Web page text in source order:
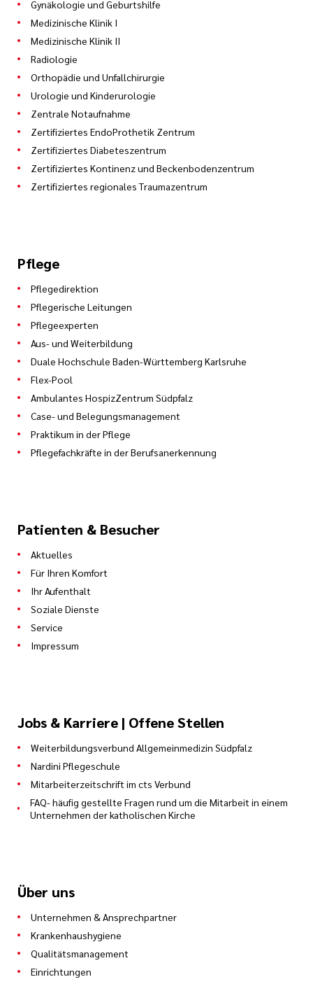
Gynäkologie und Geburtshilfe
Medizinische Klinik I
Medizinische Klinik II
Radiologie
Orthopädie und Unfallchirurgie
Urologie und Kinderurologie
Zentrale Notaufnahme
Zertifiziertes EndoProthetik Zentrum
Zertifiziertes Diabeteszentrum
Zertifiziertes Kontinenz und Beckenbodenzentrum
Zertifiziertes regionales Traumazentrum
Pflege
Pflegedirektion
Pflegerische Leitungen
Pflegeexperten
Aus- und Weiterbildung
Duale Hochschule Baden-Württemberg Karlsruhe
Flex-Pool
Ambulantes HospizZentrum Südpfalz
Case- und Belegungsmanagement
Praktikum in der Pflege
Pflegefachkräfte in der Berufsanerkennung
Patienten & Besucher
Aktuelles
Für Ihren Komfort
Ihr Aufenthalt
Soziale Dienste
Service
Impressum
Jobs & Karriere | Offene Stellen
Weiterbildungsverbund Allgemeinmedizin Südpfalz
Nardini Pflegeschule
Mitarbeiterzeitschrift im cts Verbund
FAQ- häufig gestellte Fragen rund um die Mitarbeit in einem
Unternehmen der katholischen Kirche
Über uns
Unternehmen & Ansprechpartner
Krankenhaushygiene
Qualitätsmanagement
Einrichtungen